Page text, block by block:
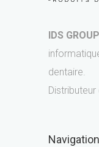
IDS
dentaire.
Navigation